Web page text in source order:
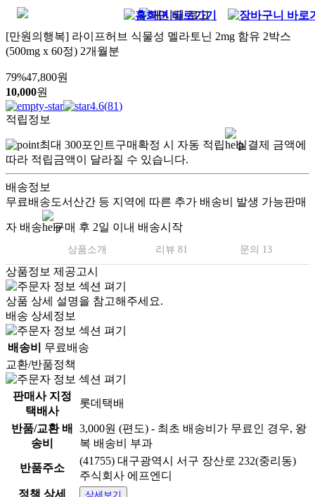
[만원의행복] 라이프허브 식물성 멜라토닌 2mg 함유 2박스
(500mg x 60정) 2개월분
79%47,800원
10,000원
4.6(81)
적립정보
최대 300포인트구매확정 시 자동 적립
실결제 금액에
따라 적립금액이 달라질 수 있습니다.
배송정보
무료배송도서산간 등 지역에 따른 추가 배송비 발생 가능판매
자 배송 구매 후 2일 이내 배송시작
상품소개 리뷰 81 문의 13
상품정보 제공고시
상품 상세 설명을 참고해주세요.
배송 상세정보
배송비
무료배송
교환/반품정책
판매사 지정
택배사
롯데택배
반품/교환 배
송비
3,000원 (편도) - 최초 배송비가 무료인 경우, 왕
복 배송비 부과
반품주소
(41755) 대구광역시 서구 장산로 232(중리동)
주식회사 에프엔디
정책 상세
상세보기